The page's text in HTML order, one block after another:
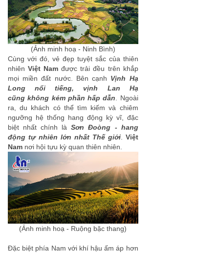
(Ảnh minh hoạ - Ninh Bình)
Cùng với đó, vẻ đẹp tuyệt sắc của thiên
nhiênViệt Nam được trải đều trên khắp
mọi miền đất nước. Bên cạnh Vịnh Hạ
Long nổi tiếng, vịnh Lan Hạ
cũng không kém phần hấp dẫn . Ngoài
ra, du khách có thể tìm kiếm và chiêm
ngưỡng hệ thống hang động kỳ vĩ, đặc
biệt nhất chính làSơn Đoòng - hang
động tự nhiên lớn nhất Thế giới. Việt
Nam nơi hội tựu kỳ quan thiên nhiên.
(Ảnh minh hoạ - Ruộng bặc thang)
Đặc biệt phía Nam với khí hậu ấm áp hơn